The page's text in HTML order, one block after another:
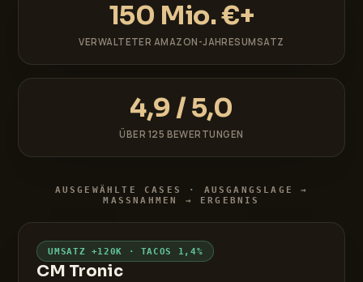
150 Mio. €+
VERWALTETER AMAZON-JAHRESUMSATZ
4,9 / 5,0
ÜBER 125 BEWERTUNGEN
AUSGEWÄHLTE CASES · AUSGANGSLAGE →
MASSNAHMEN → ERGEBNIS
UMSATZ +120K · TACOS 1,4%
CM Tronic